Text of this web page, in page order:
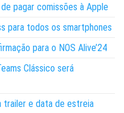
pagar comissões à Apple
para todos os smartphones
para o NOS Alive’24
Clássico será
trailer e data de estreia